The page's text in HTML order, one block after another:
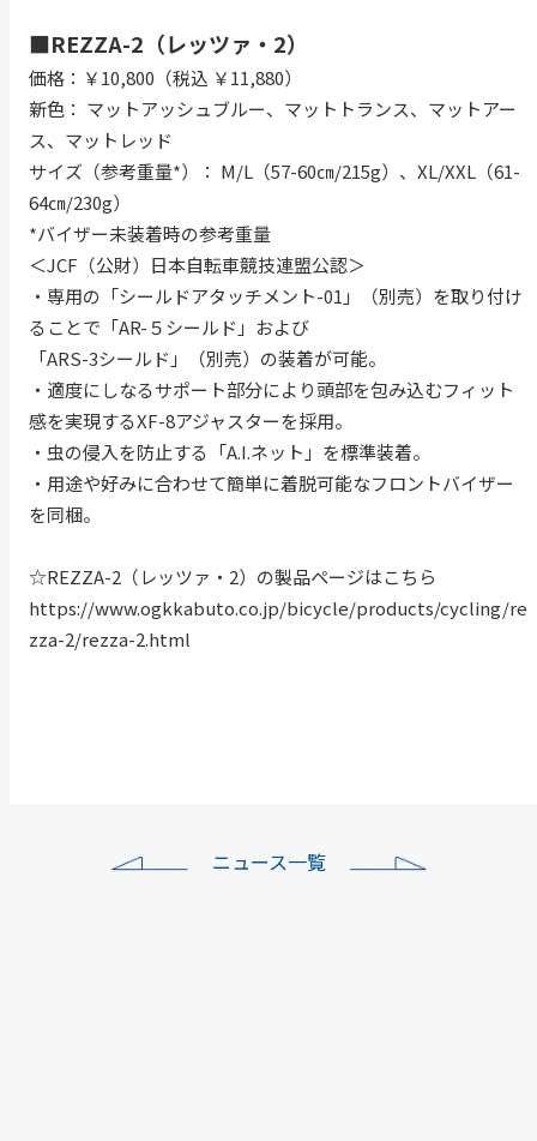
■REZZA-2（レッツァ・2）
価格：￥10,800（税込 ￥11,880）
新色： マットアッシュブルー、マットトランス、マットアー
ス、マットレッド
サイズ（参考重量*）： M/L（57-60㎝/215g）、XL/XXL（61-
64㎝/230g）
*バイザー未装着時の参考重量
＜JCF（公財）日本自転車競技連盟公認＞
・専用の「シールドアタッチメント-01」（別売）を取り付け
ることで「AR-５シールド」および
「ARS-3シールド」（別売）の装着が可能。
・適度にしなるサポート部分により頭部を包み込むフィット
感を実現するXF-8アジャスターを採用。
・虫の侵入を防止する「A.I.ネット」を標準装着。
・用途や好みに合わせて簡単に着脱可能なフロントバイザー
を同梱。
☆REZZA-2（レッツァ・2）の製品ページはこちら
https://www.ogkkabuto.co.jp/bicycle/products/cycling/re
zza-2/rezza-2.html
ニュース一覧